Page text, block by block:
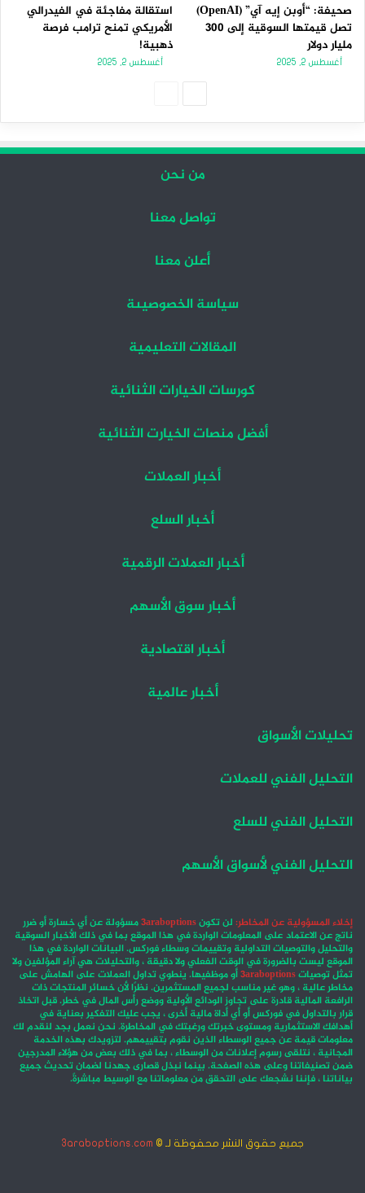
صحيفة: “أوبن إيه آي” (OpenAI)
تصل قيمتها السوقية إلى 300
مليار دولار
أغسطس 2, 2025
استقالة مفاجئة في الفيدرالي
الأمريكي تمنح ترامب فرصة
ذهبية!
أغسطس 2, 2025
من نحن
تواصل معنا
أعلن معنا
سياسة الخصوصيىة
المقالات التعليمية
كورسات الخيارات الثنائية
أفضل منصات الخيارت الثنائية
أخبار العملات
أخبار السلع
أخبار العملات الرقمية
أخبار سوق الأسهم
أخبار اقتصادية
أخبار عالمية
تحليلات الأسواق
التحليل الفني للعملات
التحليل الفني للسلع
التحليل الفني لأسواق الأسهم
إخلاء المسؤولية عن المخاطر: لن تكون3araboptionsمسؤولة عن أي خسارة أو ضرر
ناتج عن الاعتماد على المعلومات الواردة في هذا الموقع بما في ذلك الأخبار السوقية
والتحليل والتوصيات التداولية وتقييمات وسطاء فوركس. البيانات الواردة في هذا
الموقع ليست بالضرورة في الوقت الفعلي ولا دقيقة ، والتحليلات هي آراء المؤلفين ولا
تمثل توصيات3araboptionsأو موظفيها. ينطوي تداول العملات على الهامش على
مخاطر عالية ، وهو غير مناسب لجميع المستثمرين. نظرًا لأن خسائر المنتجات ذات
الرافعة المالية قادرة على تجاوز الودائع الأولية ووضع رأس المال في خطر. قبل اتخاذ
قرار بالتداول في فوركس أو أي أداة مالية أخرى ، يجب عليك التفكير بعناية في
أهدافك الاستثمارية ومستوى خبرتك ورغبتك في المخاطرة. نحن نعمل بجد لنقدم لك
معلومات قيمة عن جميع الوسطاء الذين نقوم بتقييمهم. لتزويدك بهذه الخدمة
المجانية ، نتلقى رسوم إعلانات من الوسطاء ، بما في ذلك بعض من هؤلاء المدرجين
ضمن تصنيفاتنا وعلى هذه الصفحة. بينما نبذل قصارى جهدنا لضمان تحديث جميع
بياناتنا ، فإننا نشجعك على التحقق من معلوماتنا مع الوسيط مباشرةً.
جميع حقوق النشر محفوظة لـ © 3araboptions.com